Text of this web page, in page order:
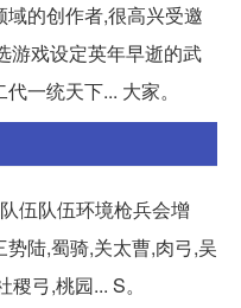
的创作者,很高兴受邀
游戏设定英年早逝的武
一统天下... 大家。
伍队伍环境枪兵会增
陆,蜀骑,关太曹,肉弓,吴
弓,桃园... S。